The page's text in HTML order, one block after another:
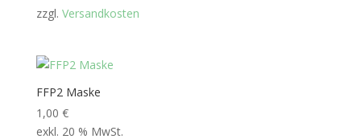
zzgl. Versandkosten
FFP2 Maske
1,00 €
exkl. 20 % MwSt.